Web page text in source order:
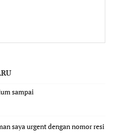
sampai
saya urgent dengan nomor resi